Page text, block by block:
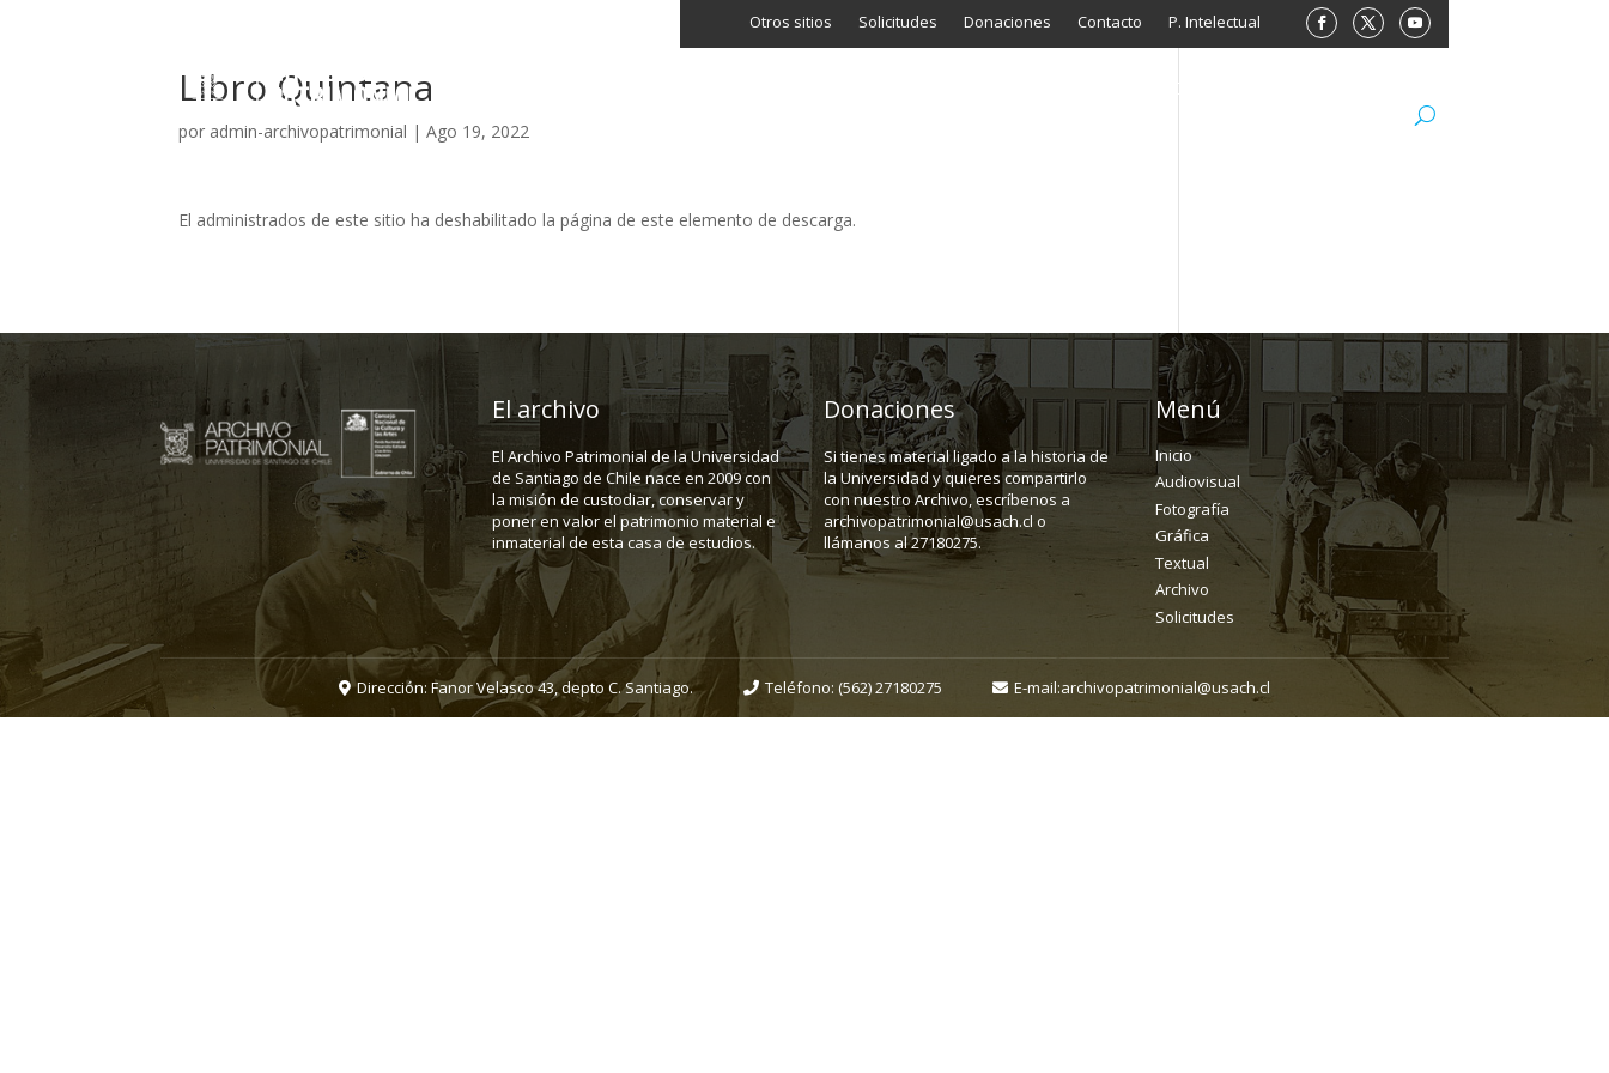
Otros sitios Solicitudes Donaciones Contacto P. Intelectual
ARCHIVO
Libro Quintana
por admin-archivopatrimonial |Ago 19, 2022
El administrados de este sitio ha deshabilitado la página de este elemento de descarga.
El archivo
El Archivo Patrimonial de la Universidad
de Santiago de Chile nace en 2009 con
la misión de custodiar, conservar y
poner en valor el patrimonio material e
inmaterial de esta casa de estudios.
Donaciones
Si tienes material ligado a la historia de
la Universidad y quieres compartirlo
con nuestro Archivo, escríbenos a
archivopatrimonial@usach.cl o
llámanos al 27180275.
Menú
Inicio
Audiovisual
Fotografía
Gráfica
Textual
Archivo
Solicitudes
Dirección: Fanor Velasco 43, depto C. Santiago. Teléfono: (562) 27180275 E-mail:archivopatrimonial@usach.cl